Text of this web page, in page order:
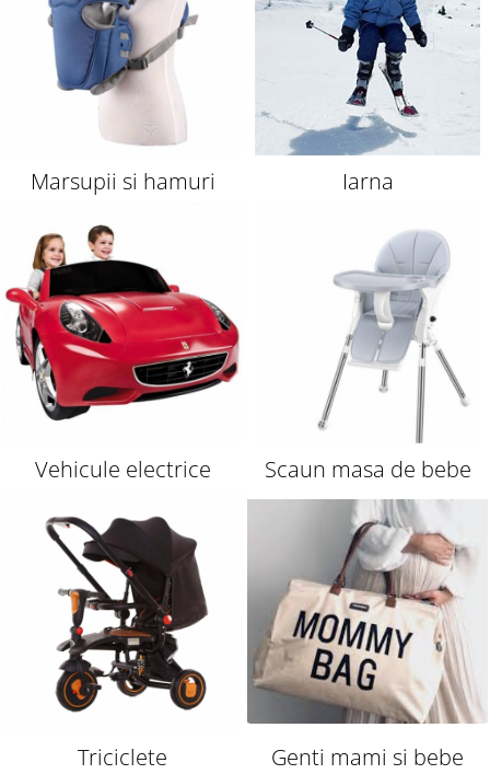
Marsupii si hamuri Iarna
Vehicule electrice Scaun masa de bebe
Triciclete Genti mami si bebe